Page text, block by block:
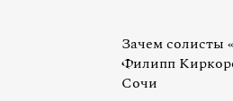
Зачем солисты
Филипп
Сочи